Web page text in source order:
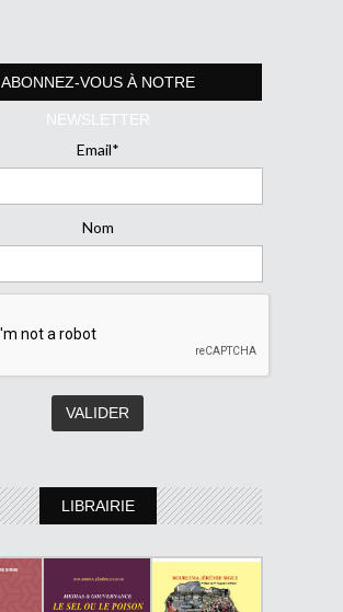
ABONNEZ-VOUS À NOTRE
NEWSLETTER
Email*
Nom
LIBRAIRIE